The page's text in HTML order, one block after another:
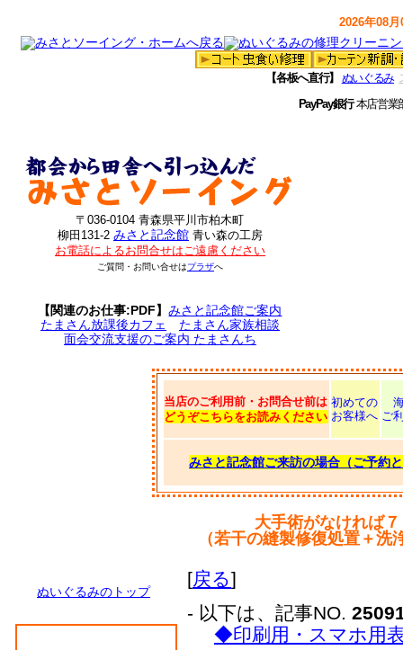
2026年08
【各板へ直行】 ぬいぐるみ
PayPay銀行本店営
〒036-0104 青森県平川市柏木町
柳田131-2 みさと記念館 青い森の工房
お電話によるお問合せはご遠慮ください
ご質問・お問い合せはプラザへ
【関連のお仕事:PDF】みさと記念館ご案内
たまさん放課後カフェ
たまさん家族相談
面会交流支援のご案内 たまさんち
当店のご利用前・お問合せ前は
どうぞこちらをお読みください
初めての
お客様へ ご
みさと記念館ご来訪の場合（ご予約
大手術がなければ
（若干の縫製修復処置＋
ぬいぐるみのトップ
[戻る]
- 以下は、記事NO.
◆印刷用・スマホ用